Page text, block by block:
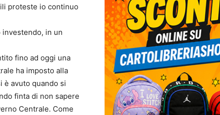
proteste io continuo
in un
fino ad oggi una
ha imposto alla
è avuto quando si
finta di non sapere
Centrale. Come